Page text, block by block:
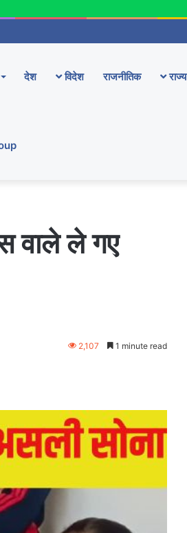
देश विदेश राजनीतिक राज्य
वाले ले गए
2,107 1 minute read